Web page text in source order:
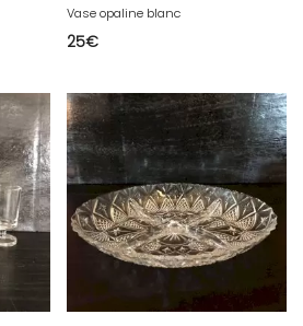
Vase opaline blanc
25€